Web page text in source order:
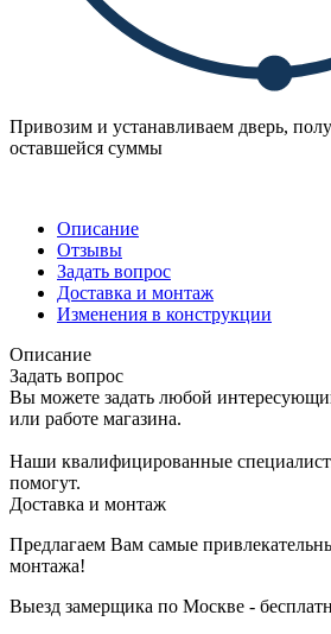
Привозим и устанавливаем дверь,
оставшейся суммы
Описание
Отзывы
Задать вопрос
Доставка и монтаж
Изменения в конструкции
Описание
Задать вопрос
Вы можете задать любой
или работе магазина.
Наши квалифицированные
помогут.
Доставка и монтаж
Предлагаем Вам самые
монтажа!
Выезд замерщика по Москве -